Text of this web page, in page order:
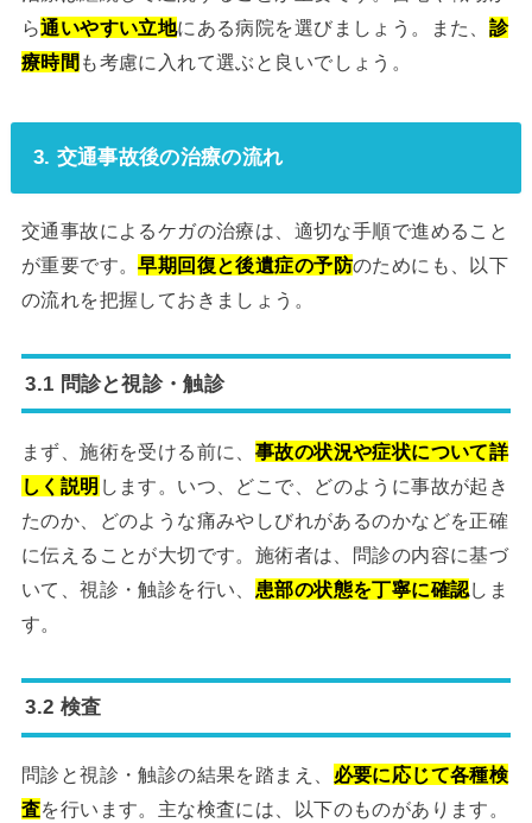
ら通いやすい立地にある病院を選びましょう。また、 診
療時間 も考慮に入れて選ぶと良いでしょう。
3. 交通事故後の治療の流れ
交通事故によるケガの治療は、適切な手順で進めること
が重要です。早期回復と後遺症の予防のためにも、以下
の流れを把握しておきましょう。
3.1 問診と視診・触診
まず、施術を受ける前に、 事故の状況や症状について詳
しく説明 します。いつ、どこで、どのように事故が起き
たのか、どのような痛みやしびれがあるのかなどを正確
に伝えることが大切です。施術者は、問診の内容に基づ
いて、視診・触診を行い、 患部の状態を丁寧に確認しま
す。
3.2 検査
問診と視診・触診の結果を踏まえ、 必要に応じて各種検
査を行います。主な検査には、以下のものがあります。